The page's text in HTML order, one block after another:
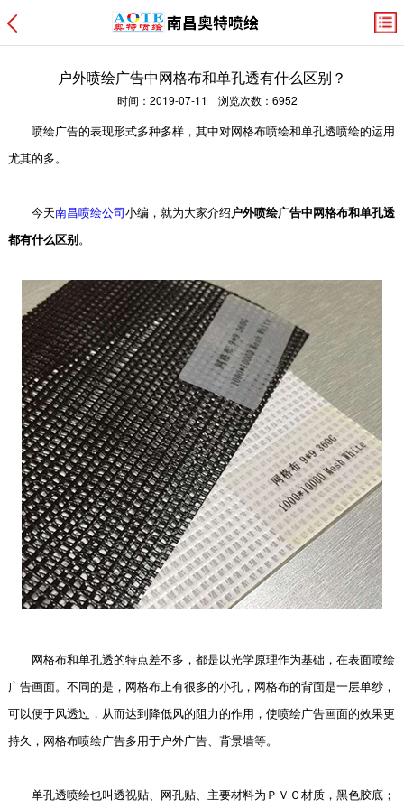
户外喷绘广告中网格布和单孔透有什么区别？
时间：2019-07-11 浏览次数：6952
喷绘广告的表现形式多种多样，其中对网格布喷绘和单孔透喷绘的运用
尤其的多。
今天南昌喷绘公司小编，就为大家介绍户外喷绘广告中网格布和单孔透
都有什么区别。
网格布和单孔透的特点差不多，都是以光学原理作为基础，在表面喷绘
广告画面。不同的是，网格布上有很多的小孔，网格布的背面是一层单纱，
可以便于风透过，从而达到降低风的阻力的作用，使喷绘广告画面的效果更
持久，网格布喷绘广告多用于户外广告、背景墙等。
单孔透喷绘也叫透视贴、网孔贴、主要材料为ＰＶＣ材质，黑色胶底；